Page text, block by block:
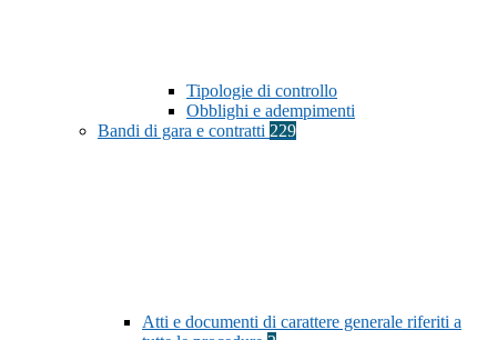
Tipologie di controllo
Obblighi e adempimenti
Bandi di gara e contratti 229
Atti e documenti di carattere generale riferiti a